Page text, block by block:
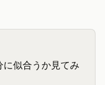
に似合うか見てみ